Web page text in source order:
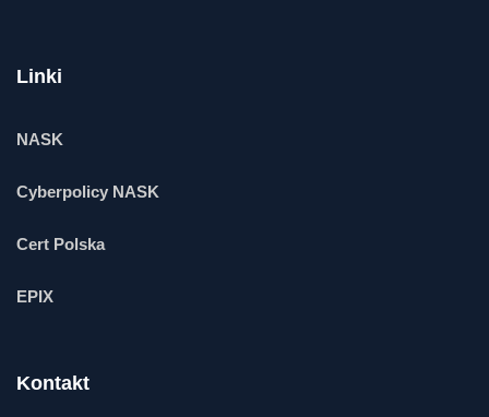
Linki
NASK
Cyberpolicy NASK
Cert Polska
EPIX
Kontakt